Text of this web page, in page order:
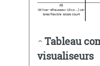
Tableau
visualiseurs